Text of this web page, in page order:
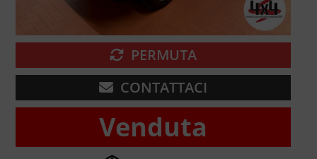
PERMUTA
CONTATTACI
Venduta